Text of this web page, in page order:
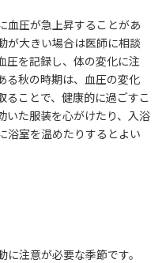
血圧が急上昇することがあ
が大きい場合は医師に相談
圧を記録し、体の変化に注
る秋の時期は、血圧の変化
ることで、健康的に過ごすこ
いた服装を心がけたり、入浴
浴室を温めたりするとよい
注意が必要な季節です。